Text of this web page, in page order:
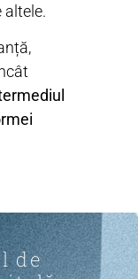
altele.
de